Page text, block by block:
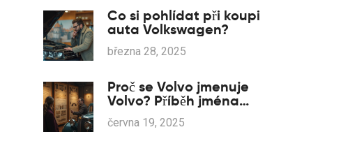
Co si pohlídat při koupi
auta Volkswagen?
března 28, 2025
Proč se Volvo jmenuje
Volvo? Příběh jména
švédské legendy
června 19, 2025